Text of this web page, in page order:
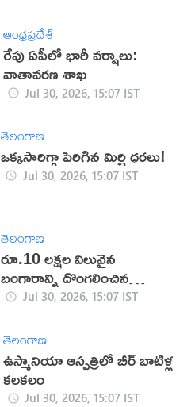
ఆంధ్రప్రదేశ్
రేపు ఏపీలో భారీ వర్షాలు:
వాతావరణ శాఖ
Jul 30, 2026, 15:07 IST
తెలంగాణ
ఒక్కసారిగ్గా పెరిగిన మిర్చి ధరలు!
Jul 30, 2026, 15:07 IST
తెలంగాణ
రూ.10 లక్షల విలువైన
బంగారాన్ని దొంగలించిన
‘ఎలుక’ (వీడియో)
Jul 30, 2026, 15:07 IST
తెలంగాణ
ఉస్మానియా ఆస్పత్రిలో బీర్ బాటిళ్ల
కలకలం
Jul 30, 2026, 15:07 IST